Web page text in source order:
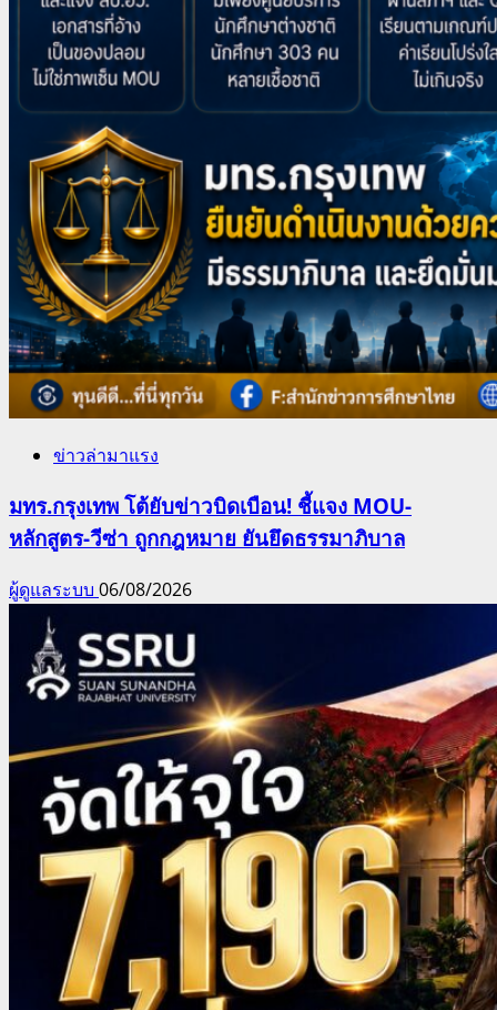
ข่าวล่ามาแรง
มทร.กรุงเทพ โต้ยับข่าวบิดเบือน! ชี้แจง MOU-
หลักสูตร-วีซ่า ถูกกฎหมาย ยันยึดธรรมาภิบาล
ผู้ดูแลระบบ 06/08/2026